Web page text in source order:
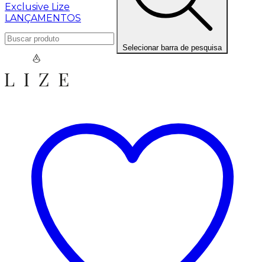
Exclusive Lize
LANÇAMENTOS
Selecionar barra de pesquisa